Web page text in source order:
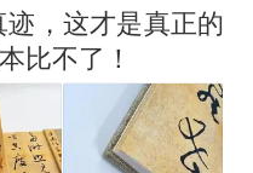
，这才是真正的
比不了！